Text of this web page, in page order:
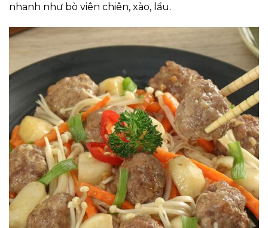
nhanh như bò viên chiên, xào, lẩu.